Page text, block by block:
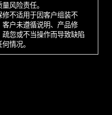
量风险责任。
修不适用于因客户组装不
客户未遵循说明、产品修
疏忽或不当操作而导致缺陷
何情况。